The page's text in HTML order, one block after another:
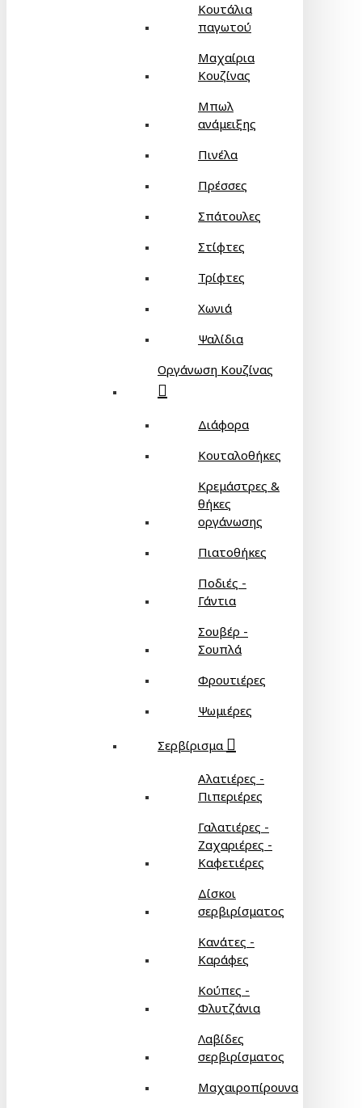
Κουτάλια
παγωτού
Μαχαίρια
Κουζίνας
Μπωλ
ανάμειξης
Πινέλα
Πρέσσες
Σπάτουλες
Στίφτες
Τρίφτες
Χωνιά
Ψαλίδια
Οργάνωση Κουζίνας
Διάφορα
Κουταλοθήκες
Κρεμάστρες &
θήκες
οργάνωσης
Πιατοθήκες
Ποδιές -
Γάντια
Σουβέρ -
Σουπλά
Φρουτιέρες
Ψωμιέρες
Σερβίρισμα
Αλατιέρες -
Πιπεριέρες
Γαλατιέρες -
Ζαχαριέρες -
Καφετιέρες
Δίσκοι
σερβιρίσματος
Κανάτες -
Καράφες
Κούπες -
Φλυτζάνια
Λαβίδες
σερβιρίσματος
Μαχαιροπίρουνα